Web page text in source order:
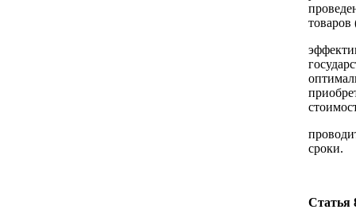
товаров
сроки.
Статья